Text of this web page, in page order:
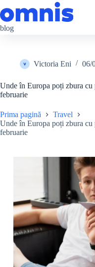
la
conținut
blog
Victoria Eni 06/
Unde în Europa poți zbura cu
februarie
Prima pagină
Travel
Unde în Europa poți zbura cu
februarie